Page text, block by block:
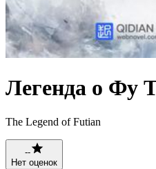
Легенда о Фу
The Legend of Futian
--
Нет оценок